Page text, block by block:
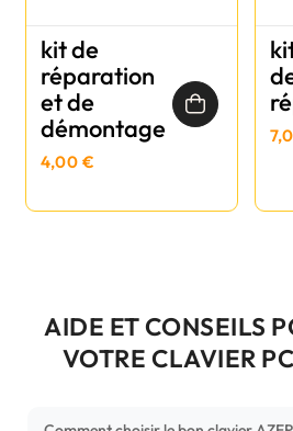
kit de
réparation
et de
démontage
4,00 €
AIDE ET CONSEILS
VOTRE CLAVIER